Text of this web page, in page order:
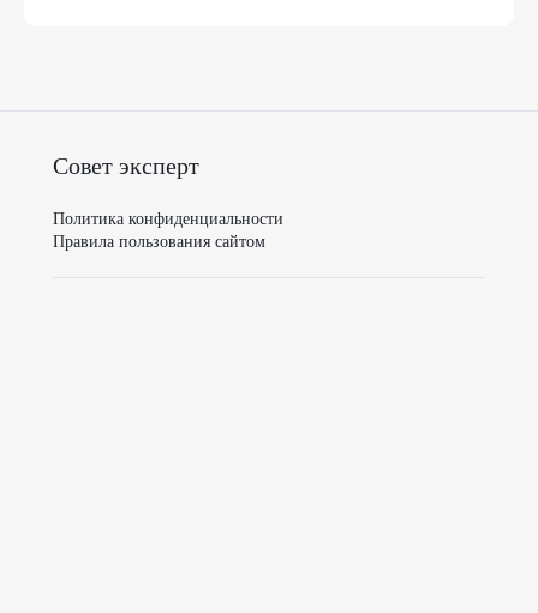
Совет эксперт
Политика конфиденциальности
Правила пользования сайтом